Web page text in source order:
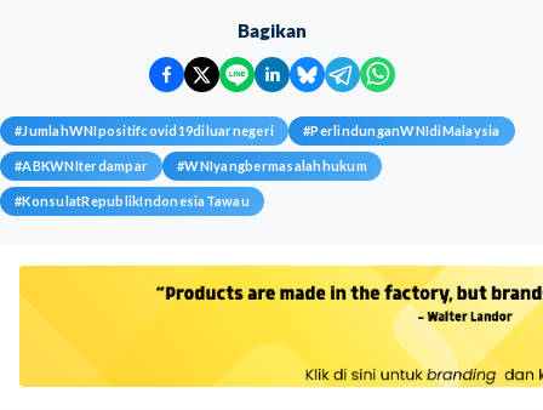
Bagikan
#JumlahWNIpositifcovid19diluarnegeri #PerlindunganWNIdiMalaysia
#ABKWNIterdampar #WNIyangbermasalahhukum
#KonsulatRepublikIndonesiaTawau